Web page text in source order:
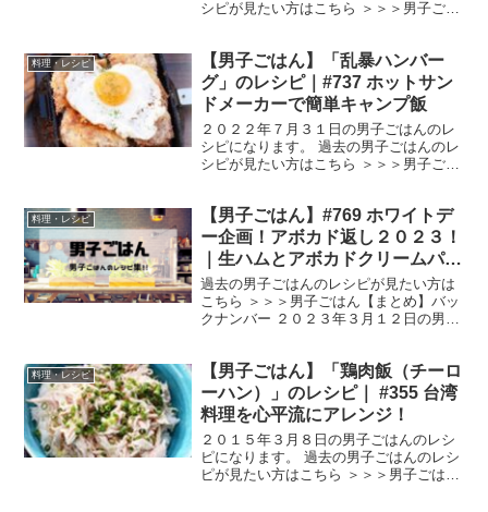
シピが見たい方はこちら ＞＞＞男子ごは
新じゃが ６００gしょうゆ 大さじ２バ
ター １０g...
料理・レシピ
【男子ごはん】「乱暴ハンバー
グ」のレシピ｜#737 ホットサン
ドメーカーで簡単キャンプ飯
２０２２年７月３１日の男子ごはんのレ
シピになります。 過去の男子ごはんのレ
シピが見たい方はこちら ＞＞＞男子ごは
０〜４００gパン粉 大さじ４スライスチ
ーズ（溶ける...
料理・レシピ
【男子ごはん】#769 ホワイトデ
ー企画！アボカド返し２０２３！
｜生ハムとアボカドクリームパス
タ｜アボカドといくらと海苔の冷
菜｜揚げアボカドのスープ
過去の男子ごはんのレシピが見たい方は
こちら ＞＞＞男子ごはん【まとめ】バッ
クナンバー ２０２３年３月１２日の男子
アボカドのスープ 生ハムとアボカドクリ
ームパスタ ...
料理・レシピ
【男子ごはん】「鶏肉飯（チーロ
ーハン）」のレシピ｜ #355 台湾
料理を心平流にアレンジ！
２０１５年３月８日の男子ごはんのレシ
ピになります。 過去の男子ごはんのレシ
ピが見たい方はこちら ＞＞＞男子ごはん